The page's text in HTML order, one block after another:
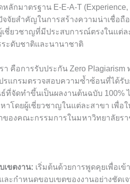
กมาตรฐาน E-E-A-T (Experience,
จจัยสำคัญในการสร้างความน่าเชื่อถื
เชี่ยวชาญที่มีประสบการณ์ตรงในแต่
ะดับชาติและนานาชาติ
า คือการรับประกัน Zero
รแกรมตรวจสอบความซ้ำซ้อนที่ได้รั
ที่จัดทำขึ้นเป็นผลงานต้นฉบับ 100%
หาโดยผู้เชี่ยวชาญในแต่ละสาขา เพื่
ของคณะกรรมการในมหาวิทยาลัยร
เขตงาน: เริ่มต้นด้วยการพูดคุยเพื่อเ
ละกำหนดขอบเขตของงานอย่างชัดเ